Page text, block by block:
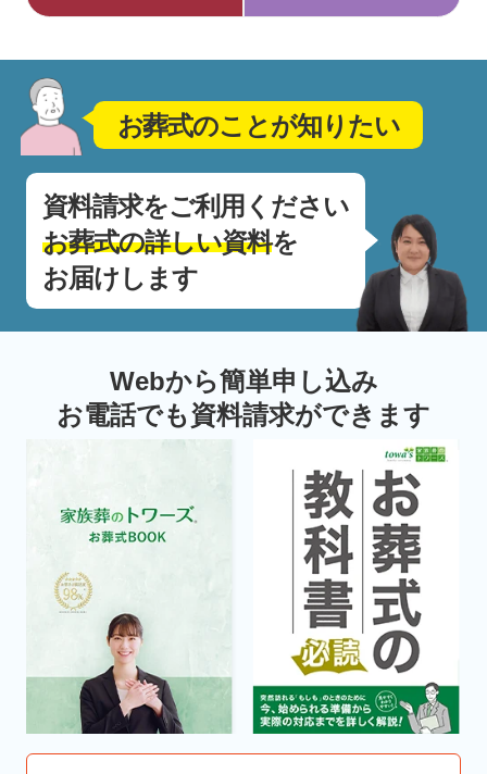
お葬式のことが知りたい
資料請求をご利用ください
お葬式の詳しい資料を
お届けします
Webから簡単申し込み
お電話でも資料請求ができます